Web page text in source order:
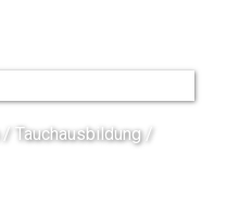
Tauchausbildung